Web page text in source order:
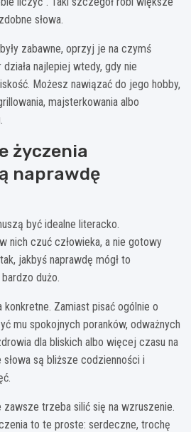
słowa.
zabawne, oprzyj je na czymś
najlepiej wtedy, gdy nie
Możesz nawiązać do jego hobby,
majsterkowania albo
życzenia
naprawdę
być idealne literacko.
nich czuć człowieka, a nie gotowy
jakbyś naprawdę mógł to
dużo.
konkretne. Zamiast pisać ogólnie o
mu spokojnych poranków, odważnych
dla bliskich albo więcej czasu na
są bliższe codzienności i
zawsze trzeba silić się na wzruszenie.
to te proste: serdeczne, trochę